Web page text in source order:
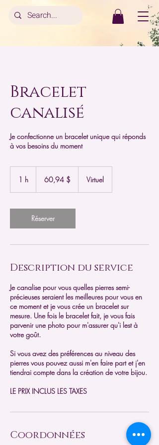
Bracelet
canalisé
Je confectionne un bracelet unique qui réponds
à vos besoins du moment
1 h 60,94 $ Virtuel
Réserver
Description du service
Je canalise pour vous quelles pierres semi-
précieuses seraient les meilleures pour vous en
ce moment et je vous crée un bracelet sur
mesure. Une fois le bracelet fait, je vous fais
parvenir une photo pour m'assurer qu'i lest à
votre goût.
Si vous avez des préférences au niveau des
pierres vous pouvez aussi m'en faire part et j'en
tiendrai compte dans la création de votre bijou.
LE PRIX INCLUS LES TAXES
Coordonnées